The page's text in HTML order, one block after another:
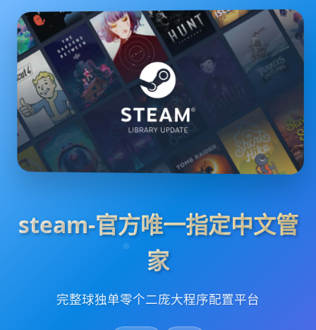
steam-官方唯一指定中文管
家
完整球独单零个二庞大程序配置平台